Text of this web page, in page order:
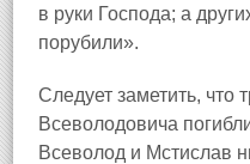
в руки Господа; а
порубили».
Следует заметить, что
Всеволодовича
Всеволод и Мстислав